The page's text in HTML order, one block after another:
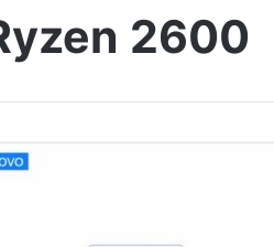
2600